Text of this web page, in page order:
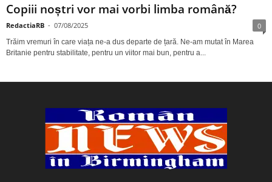
Copiii noștri vor mai vorbi limba română?
RedactiaRB - 07/08/2025 0
Trăim vremuri în care viața ne-a dus departe de țară. Ne-am mutat în Marea
Britanie pentru stabilitate, pentru un viitor mai bun, pentru a...